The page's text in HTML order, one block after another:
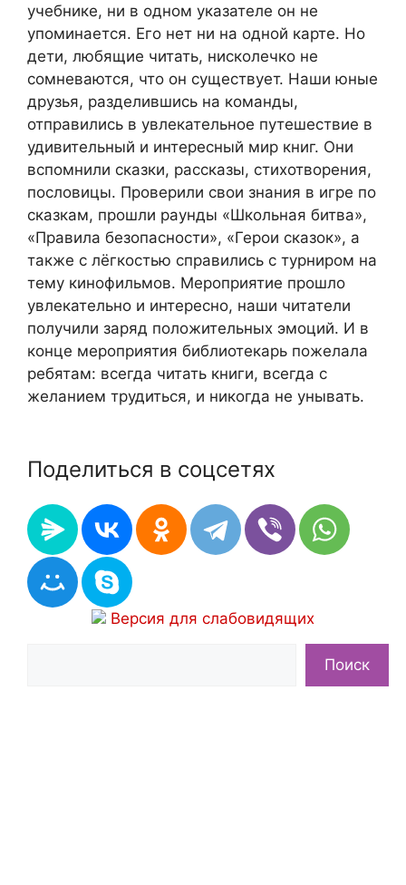
учебнике, ни в одном указателе он не
упоминается. Его нет ни на одной карте. Но
дети, любящие читать, нисколечко не
сомневаются, что он существует. Наши юные
друзья, разделившись на команды,
отправились в увлекательное путешествие в
удивительный и интересный мир книг. Они
вспомнили сказки, рассказы, стихотворения,
пословицы. Проверили свои знания в игре по
сказкам, прошли раунды «Школьная битва»,
«Правила безопасности», «Герои сказок», а
также с лёгкостью справились с турниром на
тему кинофильмов. Мероприятие прошло
увлекательно и интересно, наши читатели
получили заряд положительных эмоций. И в
конце мероприятия библиотекарь пожелала
ребятам: всегда читать книги, всегда с
желанием трудиться, и никогда не унывать.
Поделиться в соцсетях
Версия для слабовидящих
Поиск